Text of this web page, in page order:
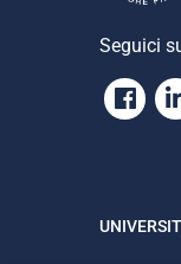
Seguici